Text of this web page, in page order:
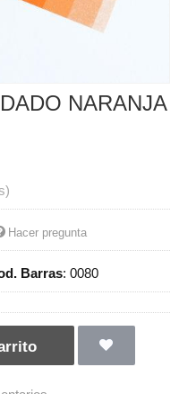
NARANJA
Hacer pregunta
Barras: 0080